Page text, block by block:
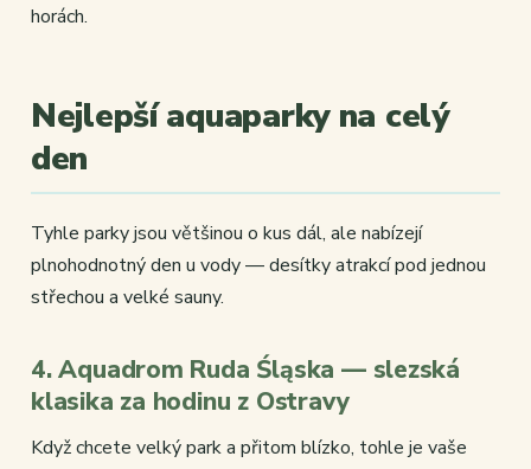
horách.
Nejlepší aquaparky na celý
den
Tyhle parky jsou většinou o kus dál, ale nabízejí
plnohodnotný den u vody — desítky atrakcí pod jednou
střechou a velké sauny.
4. Aquadrom Ruda Śląska — slezská
klasika za hodinu z Ostravy
Když chcete velký park a přitom blízko, tohle je vaše